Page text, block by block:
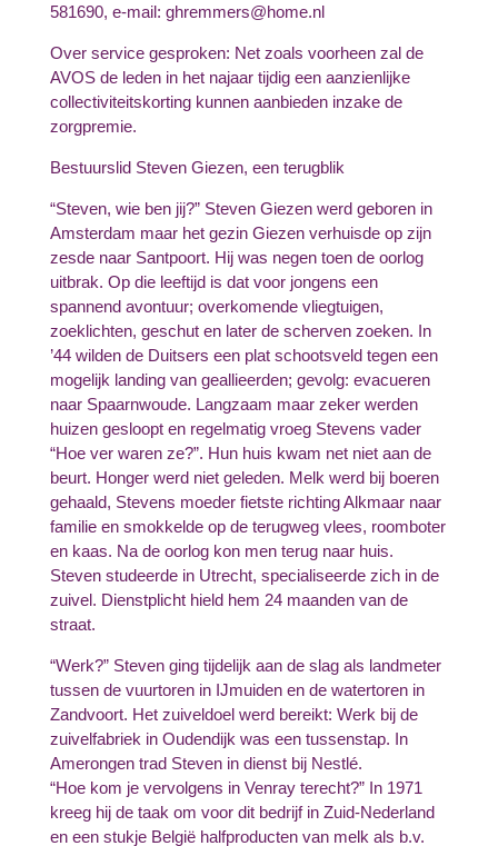
581690, e-mail: ghremmers@home.nl
Over service gesproken: Net zoals voorheen zal de
AVOS de leden in het najaar tijdig een aanzienlijke
collectiviteitskorting kunnen aanbieden inzake de
zorgpremie.
Bestuurslid Steven Giezen, een terugblik
“Steven, wie ben jij?” Steven Giezen werd geboren in
Amsterdam maar het gezin Giezen verhuisde op zijn
zesde naar Santpoort. Hij was negen toen de oorlog
uitbrak. Op die leeftijd is dat voor jongens een
spannend avontuur; overkomende vliegtuigen,
zoeklichten, geschut en later de scherven zoeken. In
’44 wilden de Duitsers een plat schootsveld tegen een
mogelijk landing van geallieerden; gevolg: evacueren
naar Spaarnwoude. Langzaam maar zeker werden
huizen gesloopt en regelmatig vroeg Stevens vader
“Hoe ver waren ze?”. Hun huis kwam net niet aan de
beurt. Honger werd niet geleden. Melk werd bij boeren
gehaald, Stevens moeder fietste richting Alkmaar naar
familie en smokkelde op de terugweg vlees, roomboter
en kaas. Na de oorlog kon men terug naar huis.
Steven studeerde in Utrecht, specialiseerde zich in de
zuivel. Dienstplicht hield hem 24 maanden van de
straat.
“Werk?” Steven ging tijdelijk aan de slag als landmeter
tussen de vuurtoren in IJmuiden en de watertoren in
Zandvoort. Het zuiveldoel werd bereikt: Werk bij de
zuivelfabriek in Oudendijk was een tussenstap. In
Amerongen trad Steven in dienst bij Nestlé.
“Hoe kom je vervolgens in Venray terecht?” In 1971
kreeg hij de taak om voor dit bedrijf in Zuid-Nederland
en een stukje België halfproducten van melk als b.v.